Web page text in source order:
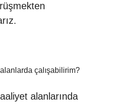
çalışabilirim?
alanlarında